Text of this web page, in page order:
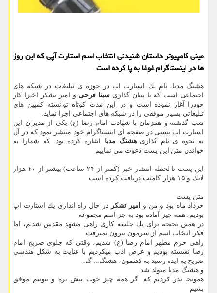
مینی كامپیوتر داستان شنیدنی انتخاب اسم استارت آپی كه این روز
ها در اینستاگرام غوغا به پا كرده است
هشتگ مدیا، نام یك استارت اپ در حوزه ی تبلیغات در شبكه های
اجتماعی است كه با بنیان گذاری سینا فرحی و امیر تشكر اخیرا كار
خودرا آغاز نموده است و در این مدت كوتاه توانسته كمپین های
تبلیغاتی بسیار موفقی را در شبكه های اجتماعی اجرا نماید.
شب گذشته و همزمان با شهادت امام رضا (ع) یكی از مدیران این
استارت اپ پستی در صفحه ای اینستاگرام خود منتشر نمود كه در آن
به نحوه ی نام گذاریهشتگ مدیا اشاره كرده بود. كه شمارا به
خواندن متن این پست دعوت می نماییم
این پست تا لحظه انتشار خبر (كمتر از ۲۴ ساعت) بیشتر از ۲۰ هزار
لایك و ۱۵ هزار كامنت دریافت كرده است
متن پست
خرداد ماه بود و من و
امیر تشكر در حال راه اندازی یك استارت اپ
بودیم، همه چیز آماده بود به جز اسم مجموعه
در همین بحبحه برای یك جلسه كاری راهی مشهد مقدس شدیم، اما
فكر انتخاب اسم از سرمون بیرون نمیرفت
راهی حرم مطهر امام رضا (ع) شدیم، وقتی كه جلوی ضریح امام
رضا نشسته بودیم و عرض ادب میكردیم با عنایت به شكل هندسی
ضریح یه ایده رسید به ذهنمون، هشتگ... گ.
و هشتگ مدیا متولد شد
همونجا نذر كردیم كه اگر همه چیز خوب پیش بره و بتونیم موفق
بشیم